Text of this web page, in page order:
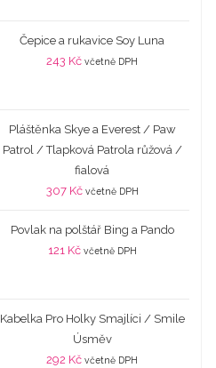
Čepice a rukavice Soy Luna
243 Kč včetně DPH
Pláštěnka Skye a Everest / Paw
Patrol / Tlapková Patrola růžová /
fialová
307 Kč včetně DPH
Povlak na polštář Bing a Pando
121 Kč včetně DPH
Kabelka Pro Holky Smajlíci / Smile
Úsměv
292 Kč včetně DPH